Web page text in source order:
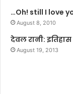
…Oh! still I love
August 8, 2010
देवल रानी:
August 19, 2013